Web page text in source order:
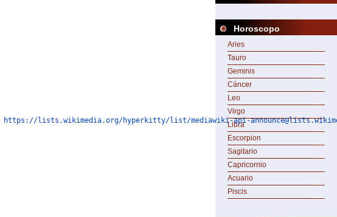
https://lists.wikimedia.org/hyperkitty/list/mediawiki-api-announce@lists.wikimedia.org/
Horoscopo
Aries
Tauro
Geminis
Cáncer
Leo
Virgo
Libra
Escorpion
Sagitario
Capricornio
Acuario
Piscis